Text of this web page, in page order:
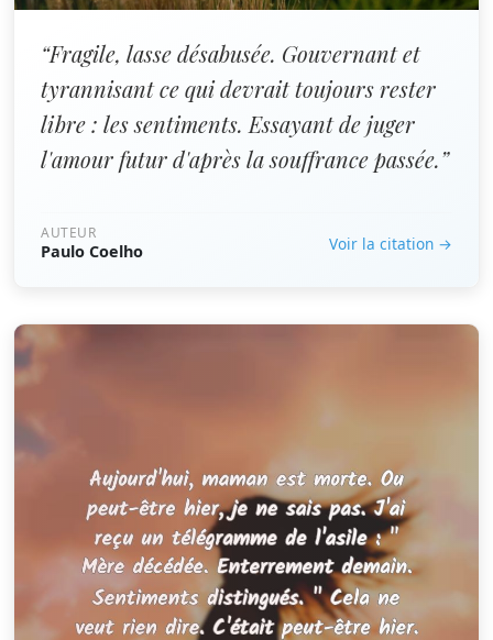
“Fragile, lasse désabusée. Gouvernant et
tyrannisant ce qui devrait toujours rester
libre : les sentiments. Essayant de juger
l'amour futur d'après la souffrance passée.”
AUTEUR
Paulo Coelho Voir la citation →